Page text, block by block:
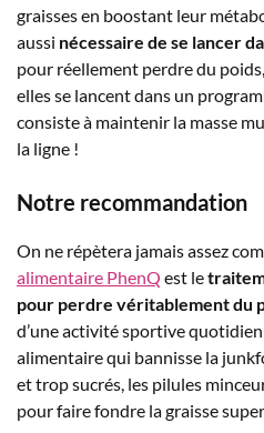
graisses en boostant leur
aussi nécessaire de se lancer
pour réellement perdre du
elles se lancent dans un
consiste à maintenir la masse
la ligne !
Notre recommandation
On ne répètera jamais assez
alimentaire PhenQ est le
pour perdre véritablement du
d’une activité sportive
alimentaire qui bannisse la
et trop sucrés, les pilules
pour faire fondre la graisse